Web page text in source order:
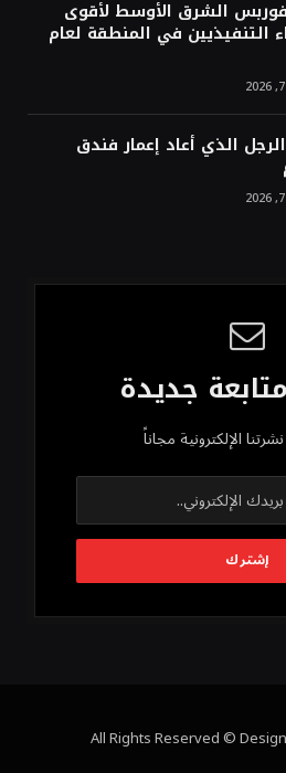
الشرق الأوسط لأقوى
التنفيذيين في المنطقة لعام
الذي أعاد إعمار فندق
جديدة
الإلكترونية مجاناً
All Rights Reserved ©